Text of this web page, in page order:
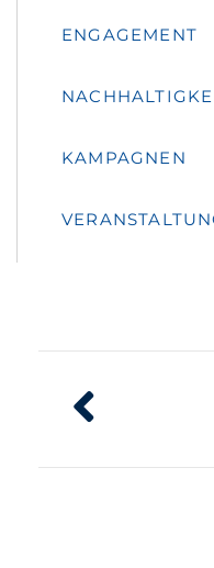
ENGAGEMENT
KAMPAGNEN